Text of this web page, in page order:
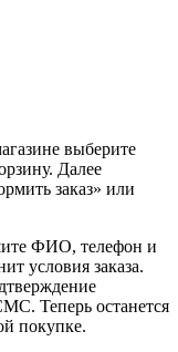
выберите
Далее
заказ» или
ФИО, телефон и
условия заказа.
Теперь останется
покупке.